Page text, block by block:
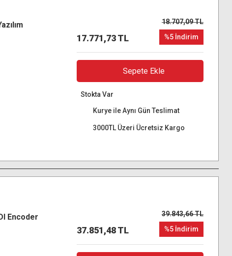
17.771,73 TL
18.707,09 TL
%5 İndirim
Sepete Ekle
Stokta Var
Kurye ile Aynı Gün Teslimat
3000TL Üzeri Ücretsiz Kargo
Encoder
37.851,48 TL
39.843,66 TL
%5 İndirim